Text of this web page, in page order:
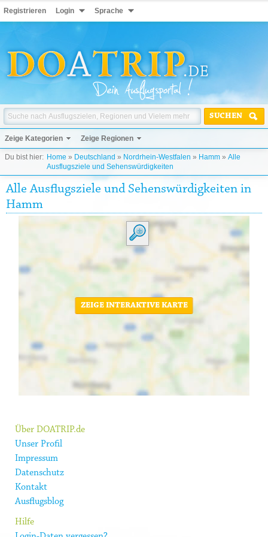
Registrieren Login Sprache
SUCHEN
Zeige Kategorien Zeige Regionen
Du bist hier: Home » Deutschland » Nordrhein-Westfalen » Hamm » Alle
Ausflugsziele und Sehenswürdigkeiten
Alle Ausflugsziele und Sehenswürdigkeiten in
Hamm
ZEIGE INTERAKTIVE KARTE
Über DOATRIP.de
Unser Profil
Impressum
Datenschutz
Kontakt
Ausflugsblog
Hilfe